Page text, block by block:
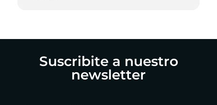
Suscribite a nuestro
newsletter